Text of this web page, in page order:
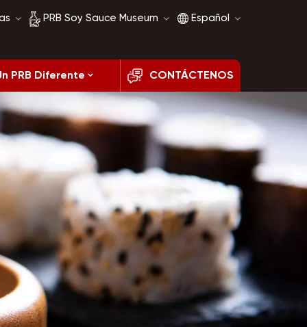
PRB Soy Sauce Museum
Historia de la salsa de
soja
Comparación de salsa
Español
English
français
русский
español
العربية
PRB Diferente CONTÁCTENOS